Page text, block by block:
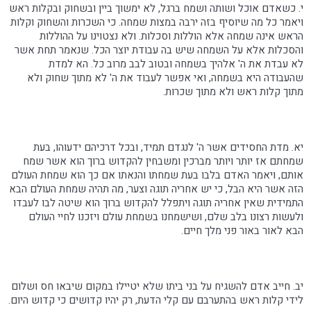
י. כשאדם אוכל ושותה ושמח ברגל, לא ימשוך ביין ובשחוק ובקלות ראש
ויאמר כל מה שיוסיף בזה ירבה במצות שמחה. כי השכרות והשחוק וקלות
הראש אינה שמחה אלא הוללות וסכלות. ולא נצטוינו על ההוללות
והסכלות אלא על השמחה שיש בה עבודת יוצר הכל. שנאמר תחת אשר
לא עבדת את ה' אלהיך בשמחה ובטוב לבב מרוב כל. הא למדת
שהעבודה היא בשמחה, ואי אפשר לעבוד את ה' לא מתוך שחוק ולא
מתוך קלות ראש ולא מתוך שכרות.
יא. מדת החסידים אשר ה' לנגדם תמיד, ובכל דרכיהם ידעוהו, בעת
שמחתם אז יותר ויותר מברכין ומשבחין להקדוש ברוך הוא אשר שמח
אותם, ויאמר האדם בלבו בעת שמחתו והנאתו אם כך הוא שמחת העולם
הזה אשר היא הבל, כי יש אחריה תוגה וצער, מה תהיה שמחת העולם הבא
התמידית שאין אחריה תוגה ויתפלל להקדוש ברוך הוא שיטה לבו לעבדו
ולעשות רצונו בלב שלם, ושישמחנו בשמחת עולם ויזכנו לחיי העולם
הבא לאור באור פני מלך חיים.
יב. חייב אדם להשגיח על בני ביתו שלא יטיילו במקום שיבאו חס ושלום
לידי קלות ראש בהתערבם עם קלי הדעת, רק יהיו קדושים כי קדוש היום.